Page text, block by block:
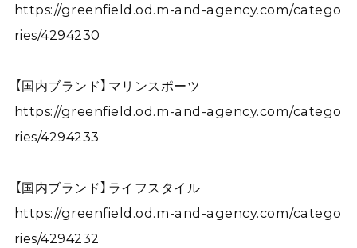
https://greenfield.od.m-and-agency.com/catego
ries/4294230
【国内ブランド】マリンスポーツ
https://greenfield.od.m-and-agency.com/catego
ries/4294233
【国内ブランド】ライフスタイル
https://greenfield.od.m-and-agency.com/catego
ries/4294232